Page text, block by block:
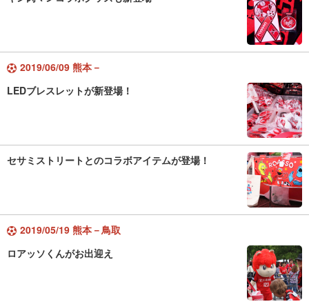
2019/06/09 熊本－
LEDブレスレットが新登場！
セサミストリートとのコラボアイテムが登場！
2019/05/19 熊本－鳥取
ロアッソくんがお出迎え